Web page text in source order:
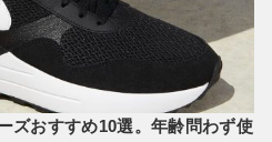
ズおすすめ10選。年齢問わず使